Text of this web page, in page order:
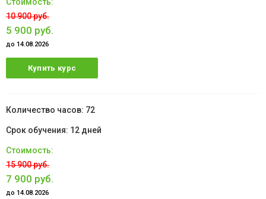
10 900 руб.
5 900 руб.
до 14.08.2026
Купить курс
72
12 дней
15 900 руб.
7 900 руб.
до 14.08.2026